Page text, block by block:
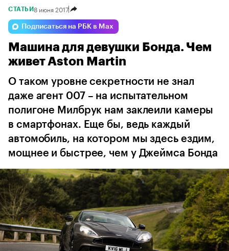
Esteo
Changan Haval Omoda
СТАТЬИ8 июня 2017
Подписаться на РБК в Max
Машина для девушки Бонда. Чем
живет Aston Martin
О таком уровне секретности не знал
даже агент 007 – на испытательном
полигоне Милбрук нам заклеили камеры
в смартфонах. Еще бы, ведь каждый
автомобиль, на котором мы здесь ездим,
мощнее и быстрее, чем у Джеймса Бонда